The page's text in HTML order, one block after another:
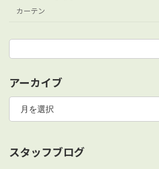
カーテン
アーカイブ
ア
カ
スタッフブログ